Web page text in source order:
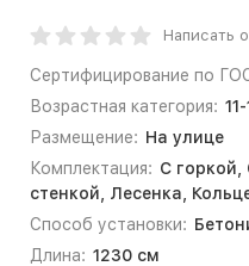
Написать
Сертифицирование по
Возрастная категория:
Размещение: На улице
Комплектация: С
стенкой, Лесенка,
Способ установки:
Длина: 1230 см